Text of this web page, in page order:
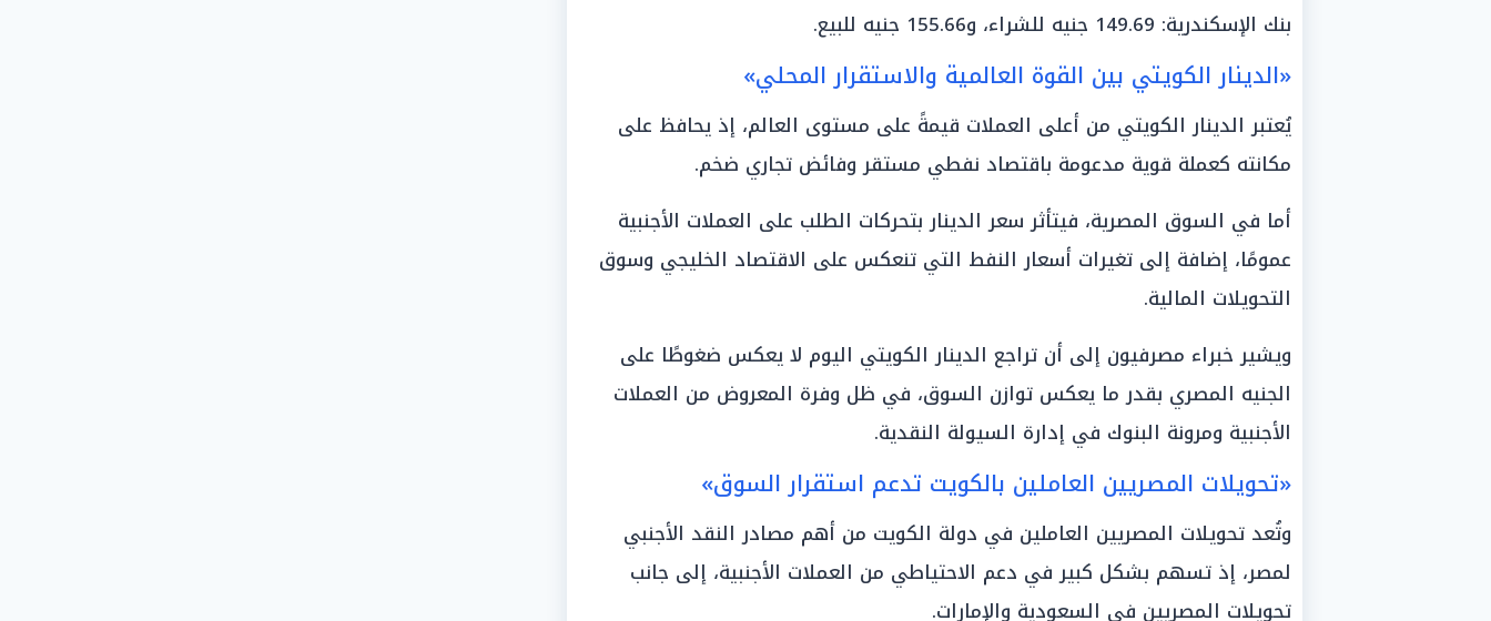
بنك الإسكندرية: 149.69 جنيه للشراء، و155.66 جنيه للبيع.
«الدينار الكويتي بين القوة العالمية والاستقرار المحلي»
يُعتبر الدينار الكويتي من أعلى العملات قيمةً على مستوى العالم، إذ يحافظ على
مكانته كعملة قوية مدعومة باقتصاد نفطي مستقر وفائض تجاري ضخم.
أما في السوق المصرية، فيتأثر سعر الدينار بتحركات الطلب على العملات الأجنبية
عمومًا، إضافة إلى تغيرات أسعار النفط التي تنعكس على الاقتصاد الخليجي وسوق
التحويلات المالية.
ويشير خبراء مصرفيون إلى أن تراجع الدينار الكويتي اليوم لا يعكس ضغوطًا على
الجنيه المصري بقدر ما يعكس توازن السوق، في ظل وفرة المعروض من العملات
الأجنبية ومرونة البنوك في إدارة السيولة النقدية.
«تحويلات المصريين العاملين بالكويت تدعم استقرار السوق»
وتُعد تحويلات المصريين العاملين في دولة الكويت من أهم مصادر النقد الأجنبي
لمصر، إذ تسهم بشكل كبير في دعم الاحتياطي من العملات الأجنبية، إلى جانب
تحويلات المصريين في السعودية والإمارات.